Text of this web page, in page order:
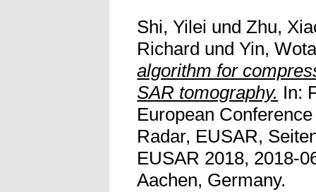
Shi, Yilei undZhu,
Richard undYin,
algorithm for
SAR tomography. In:
European
Radar, EUSAR,
EUSAR 2018, 2018-
Aachen, Germany.